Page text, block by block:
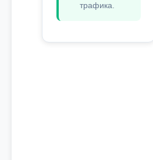
трафика.